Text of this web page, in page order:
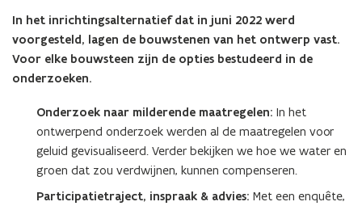
In het inrichtingsalternatief dat in juni 2022 werd
voorgesteld, lagen de bouwstenen van het ontwerp vast.
Voor elke bouwsteen zijn de opties bestudeerd in de
onderzoeken.
Onderzoek naar milderende maatregelen: In het
ontwerpend onderzoek werden al de maatregelen voor
geluid gevisualiseerd. Verder bekijken we hoe we water en
groen dat zou verdwijnen, kunnen compenseren.
Participatietraject, inspraak & advies: Met een enquête,